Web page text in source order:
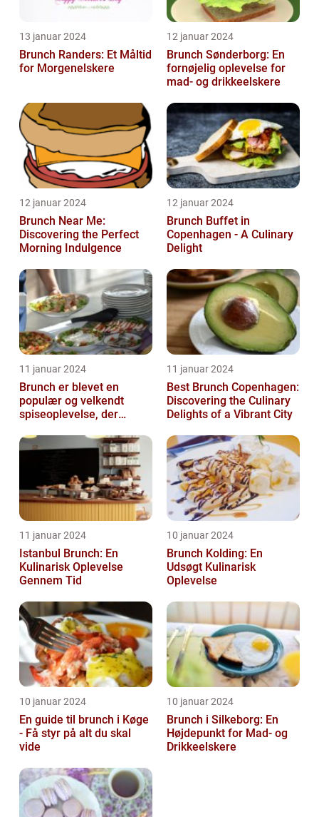
13 januar 2024
Brunch Randers: Et Måltid
for Morgenelskere
12 januar 2024
Brunch Sønderborg: En
fornøjelig oplevelse for
mad- og drikkeelskere
12 januar 2024
Brunch Near Me:
Discovering the Perfect
Morning Indulgence
12 januar 2024
Brunch Buffet in
Copenhagen - A Culinary
Delight
11 januar 2024
Brunch er blevet en
populær og velkendt
spiseoplevelse, der
drikkeelskere run...
11 januar 2024
Best Brunch Copenhagen:
Discovering the Culinary
Delights of a Vibrant City
11 januar 2024
Istanbul Brunch: En
Kulinarisk Oplevelse
Gennem Tid
10 januar 2024
Brunch Kolding: En
Udsøgt Kulinarisk
Oplevelse
10 januar 2024
En guide til brunch i Køge
- Få styr på alt du skal
vide
10 januar 2024
Brunch i Silkeborg: En
Højdepunkt for Mad- og
Drikkeelskere